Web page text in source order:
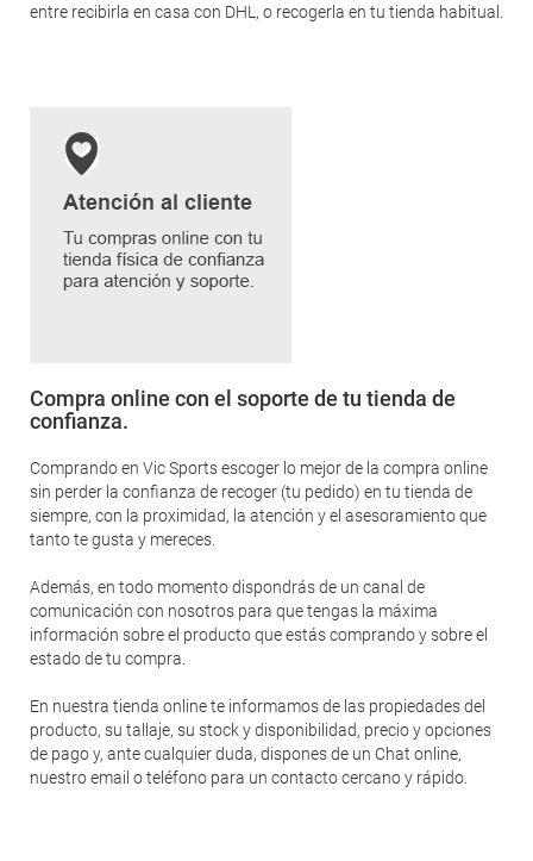
entre recibirla en casa con DHL, o recogerla en tu tienda habitual.
Compra online con el soporte de tu tienda de
confianza.
Comprando en Vic Sports escoger lo mejor de la compra online
sin perder la confianza de recoger (tu pedido) en tu tienda de
siempre, con la proximidad, la atención y el asesoramiento que
tanto te gusta y mereces.
Además, en todo momento dispondrás de un canal de
comunicación con nosotros para que tengas la máxima
información sobre el producto que estás comprando y sobre el
estado de tu compra.
En nuestra tienda online te informamos de las propiedades del
producto, su tallaje, su stock y disponibilidad, precio y opciones
de pago y, ante cualquier duda, dispones de un Chat online,
nuestro email o teléfono para un contacto cercano y rápido.